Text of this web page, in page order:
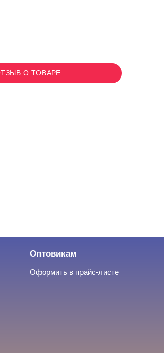
О ТОВАРЕ
Оптовикам
Оформить в прайс-листе